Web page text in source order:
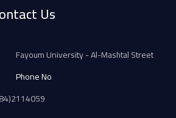
Us
Fayoum University - Al-Mashtal Street
Phone No